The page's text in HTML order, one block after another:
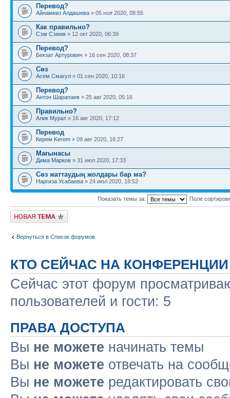
Перевод?
Айнамкөз Алдашева » 05 ноя 2020, 08:55
Как правильно?
Сэм Сэмик » 12 окт 2020, 06:39
Перевод?
Бекзат Артурович » 16 сен 2020, 08:37
Сөз
Асем Смагул » 01 сен 2020, 10:16
Перевод?
Антон Шарапаев » 25 авг 2020, 05:16
Правильно?
Алик Мурат » 16 авг 2020, 17:12
Перевод
Керем Kerem » 09 авг 2020, 16:27
Мағынасы
Дима Марков » 31 июл 2020, 17:33
Сөз жаттаудың жолдары бар ма?
Наргиза Усабаева » 24 июл 2020, 18:52
Показать темы за: Поле
Новая тема
Вернуться в Список форумов
КТО СЕЙЧАС НА КОНФЕРЕНЦИИ
Сейчас этот форум
пользователей и гости: 5
ПРАВА ДОСТУПА
Вы не можете начинать темы
Вы не можете отвечать на
Вы не можете редактировать